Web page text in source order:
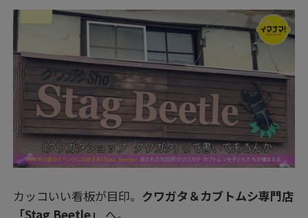
カッコいい看板が目印。 クワガタ＆カブトムシ専門店
「Stag Beetle」
へ。